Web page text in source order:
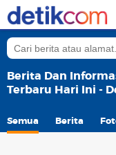
Berita Dan
Terbaru Hari Ini -
Semua Berita